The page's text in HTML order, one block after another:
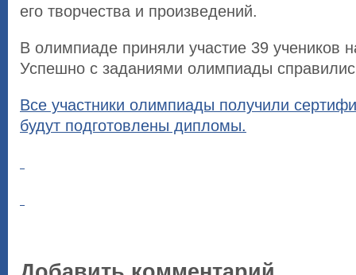
его творчества и произведений.
В олимпиаде приняли участие 39 учеников
Успешно с заданиями олимпиады
Все участники олимпиады получили
будут подготовлены дипломы.